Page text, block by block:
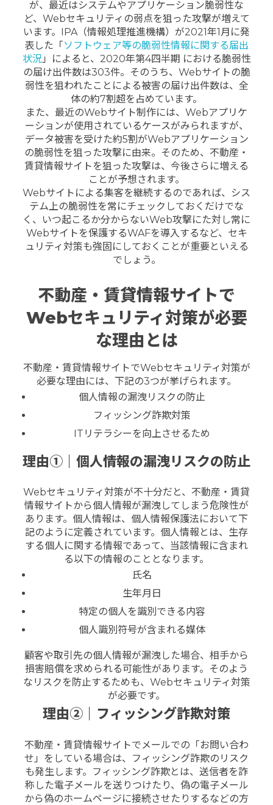
が、最近はシステムやアプリケーション脆弱性な
ど、Webセキュリティの弱点を狙った攻撃が増えて
います。
IPA（情報処理推進機構）が2021年1月に発
表した「 ソフトウェア等の脆弱性情報に関する届出
状況 」によると、2020年第4四半期 における脆弱性
の届け出件数は303件。そのうち、Webサイトの脆
弱性を狙われたことによる被害の届け出件数は、全
体の約7割超を占めています。
また、最近のWebサイト制作には、Webアプリケ
ーションが使用されているケースがみられますが、
データ被害を受けた約5割がWebアプリケーション
の脆弱性を狙った攻撃に由来。そのため、不動産・
賃貸情報サイトを狙った攻撃は、今後さらに増える
ことが予想されます。
Webサイトによる集客を継続するのであれば、シス
テム上の脆弱性を常にチェックしておくだけでな
く、いつ起こるか分からないWeb攻撃にた対し常に
Webサイトを保護するWAFを導入するなど、セキ
ュリティ対策も強固にしておくことが重要といえる
でしょう。
不動産・賃貸情報サイトで
Webセキュリティ対策が必要
な理由とは
不動産・賃貸情報サイトでWebセキュリティ対策が
必要な理由には、下記の3つが挙げられます。
個人情報の漏洩リスクの防止
フィッシング詐欺対策
ITリテラシーを向上させるため
理由①｜個人情報の漏洩リスクの防止
Webセキュリティ対策が不十分だと、不動産・賃貸
情報サイトから個人情報が漏洩してしまう危険性が
あります。 個人情報は、個人情報保護法において下
記のように定義されています。個人情報とは、生存
する個人に関する情報であって、当該情報に含まれ
る以下の情報のこととなります。
氏名
生年月日
特定の個人を識別できる内容
個人識別符号が含まれる媒体
顧客や取引先の個人情報が漏洩した場合、相手から
損害賠償を求められる可能性があります。そのよう
なリスクを防止するためも、Webセキュリティ対策
が必要です。
理由②｜フィッシング詐欺対策
不動産・賃貸情報サイトでメールでの「お問い合わ
せ」をしている場合は、フィッシング詐欺のリスク
も発生します。
フィッシング詐欺とは、送信者を詐
称した電子メールを送りつけたり、偽の電子メール
から偽のホームページに接続させたりするなどの方